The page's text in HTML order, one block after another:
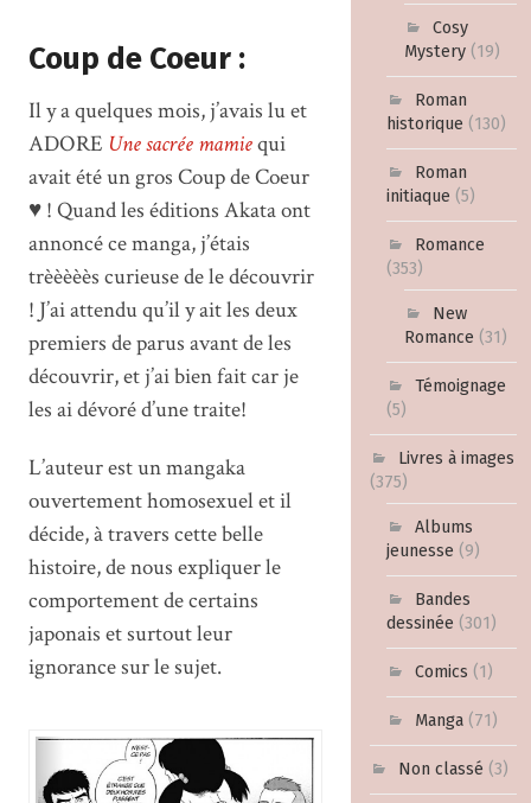
Cosy
Mystery(19)
Roman
historique (130)
Roman
initiaque (5)
Romance
(353)
New
Romance (31)
Témoignage
(5)
Livres à images
(375)
Albums
jeunesse (9)
Bandes
dessinée (301)
Comics (1)
Manga (71)
Non classé (3)
Coup de Coeur :
Il y a quelques mois, j’avais lu et
ADORE Une sacrée mamiequi
avait été un gros Coup de Coeur
♥ ! Quand les éditions Akata ont
annoncé ce manga, j’étais
trèèèèès curieuse de le découvrir
! J’ai attendu qu’il y ait les deux
premiers de parus avant de les
découvrir, et j’ai bien fait car je
les ai dévoré d’une traite!
L’auteur est un mangaka
ouvertement homosexuel et il
décide, à travers cette belle
histoire, de nous expliquer le
comportement de certains
japonais et surtout leur
ignorance sur le sujet.